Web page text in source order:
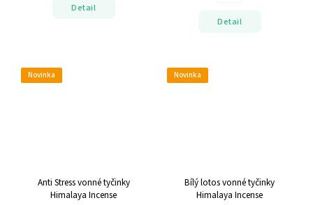
Detail
Detail
Novinka
Anti Stress vonné tyčinky
Himalaya Incense
Novinka
Bílý lotos vonné tyčinky
Himalaya Incense